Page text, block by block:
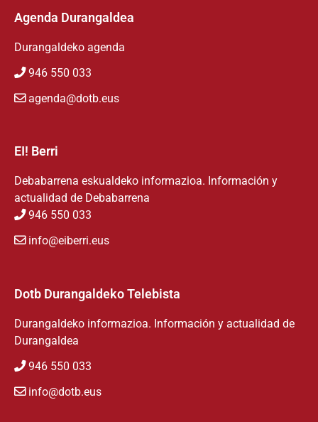
Agenda Durangaldea
Durangaldeko agenda
946 550 033
agenda@dotb.eus
EI! Berri
Debabarrena eskualdeko informazioa. Información y
actualidad de Debabarrena
946 550 033
info@eiberri.eus
Dotb Durangaldeko Telebista
Durangaldeko informazioa. Información y actualidad de
Durangaldea
946 550 033
info@dotb.eus